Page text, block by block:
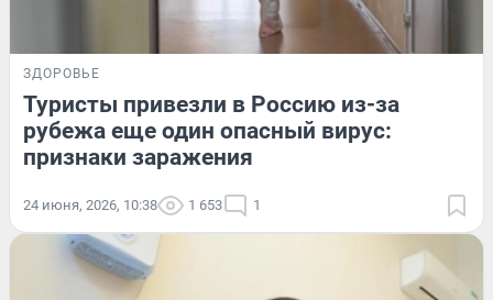
ЗДОРОВЬЕ
Туристы привезли в Россию из-за
рубежа еще один опасный вирус:
признаки заражения
24 июня, 2026, 10:38 1 653 1